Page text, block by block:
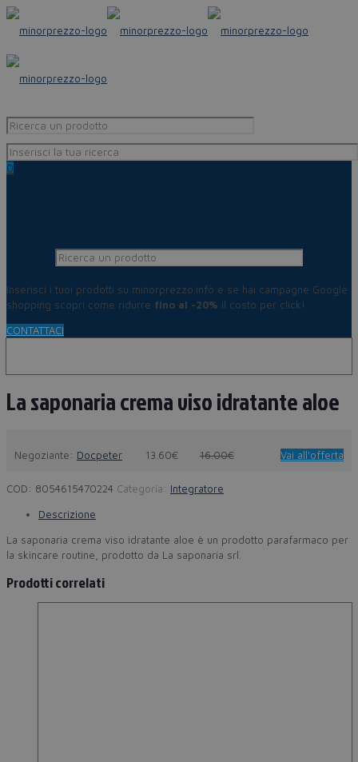
0
Inserisci i tuoi prodotti su minorprezzo.info e se hai campagne Google
shopping scopri come ridurre fino al -20% il costo per click!
CONTATTACI
La saponaria crema viso idratante aloe
Negoziante: Docpeter 16.00€
13.60€ Vai all'offerta
COD: 8054615470224 Categoria: Integratore
Descrizione
La saponaria crema viso idratante aloe è un prodotto parafarmaco per
la skincare routine, prodotto da La saponaria srl.
Prodotti correlati